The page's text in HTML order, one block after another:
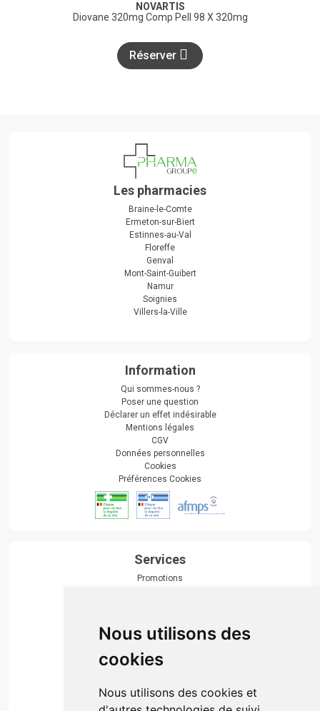
Nous utilisons des
cookies
Nous utilisons des cookies et
NOVARTIS
Diovane 320mg Comp Pell 98 X 320mg
Réserver
Les pharmacies
Braine-le-Comte
Ermeton-sur-Biert
Estinnes-au-Val
Floreffe
Genval
Mont-Saint-Guibert
Namur
Soignies
Villers-la-Ville
Information
Qui sommes-nous ?
Poser une question
Déclarer un effet indésirable
Mentions légales
CGV
Données personnelles
Cookies
Préférences Cookies
Services
Promotions
Actualités & conseils
Événements
Marques
Suivez-nous